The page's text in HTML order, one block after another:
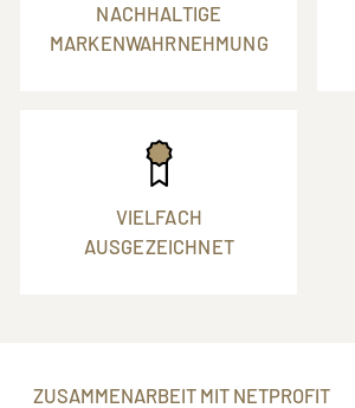
NACHHALTIGE
MARKENWAHRNEHMUNG
VIELFACH
AUSGEZEICHNET
ZUSAMMENARBEIT MIT NETPROFIT